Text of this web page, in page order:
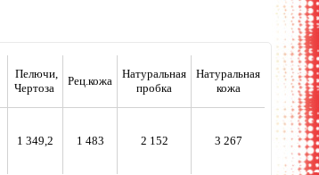
Пелючи,
Чертоза
Рец.кожа
Натуральная
пробка
Натуральная
кожа
1 349,2 1 483 2 152 3 267